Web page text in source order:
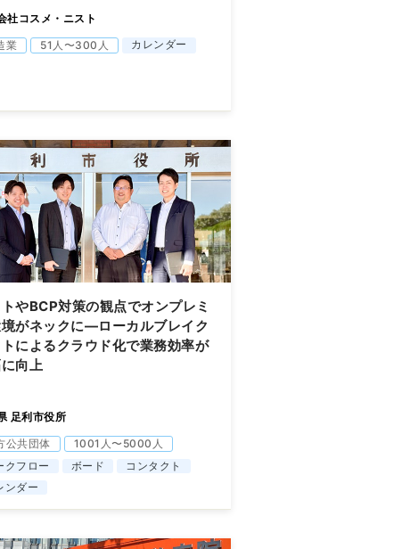
社コスメ・ニスト
業
51人〜300人 カレンダー
やBCP対策の観点でオンプレミ
がネックに―ローカルブレイク
によるクラウド化で業務効率が
向上
足利市役所
公共団体
1001人〜5000人
クフロー
ボード
コンタクト
ンダー